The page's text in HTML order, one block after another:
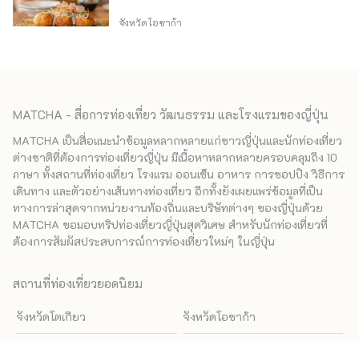
จังหวัดโอซาก้า
MATCHA - สื่อการท่องเที่ยว วัฒนธรรม และโรงแรมของญี่ปุ่น
MATCHA เป็นสื่อแนะนำข้อมูลหลากหลายแก่ชาวญี่ปุ่นและนักท่องเที่ยว
ต่างชาติที่ต้องการท่องเที่ยวญี่ปุ่น มีเนื้อหาหลากหลายครอบคลุมถึง 10
ภาษา ทั้งสถานที่ท่องเที่ยว โรงแรม ออนเซ็น อาหาร การชอปปิง วิธีการ
เดินทาง และตัวอย่างเส้นทางท่องเที่ยว อีกทั้งยังเผยแพร่ข้อมูลที่เป็น
ทางการล่าสุดจากหน่วยงานท้องถิ่นและบริษัทต่างๆ ของญี่ปุ่นด้วย
MATCHA ขอมอบทริปท่องเที่ยวญี่ปุ่นสุดวิเศษ สำหรับนักท่องเที่ยวที่
ต้องการสัมผัสประสบการณ์การท่องเที่ยวใหม่ๆ ในญี่ปุ่น
สถานที่ท่องเที่ยวยอดนิยม
จังหวัดโตเกียว จังหวัดโอซาก้า